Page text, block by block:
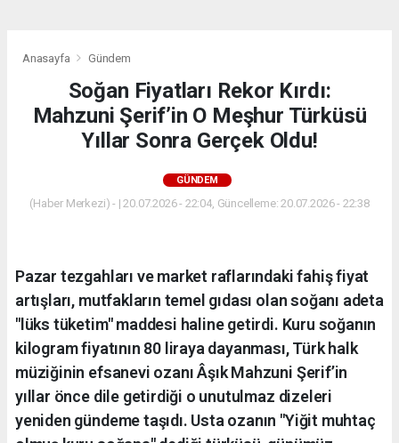
Anasayfa Gündem
Soğan Fiyatları Rekor Kırdı:
Mahzuni Şerif’in O Meşhur Türküsü
Yıllar Sonra Gerçek Oldu!
GÜNDEM
(Haber Merkezi) - | 20.07.2026 - 22:04, Güncelleme: 20.07.2026 - 22:38
Pazar tezgahları ve market raflarındaki fahiş fiyat
artışları, mutfakların temel gıdası olan soğanı adeta
"lüks tüketim" maddesi haline getirdi. Kuru soğanın
kilogram fiyatının 80 liraya dayanması, Türk halk
müziğinin efsanevi ozanı Âşık Mahzuni Şerif’in
yıllar önce dile getirdiği o unutulmaz dizeleri
yeniden gündeme taşıdı. Usta ozanın "Yiğit muhtaç